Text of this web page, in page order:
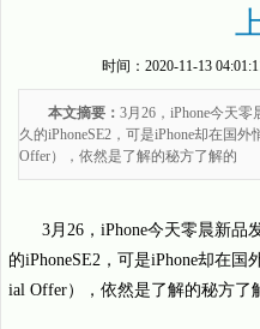
时间： 2020-11-13
本文摘要： 3月26，iPhone今天
久的iPhoneSE2，可是iPhone却在国外
Offer），依然是了解的秘方了解的
3月26，iPhone今天零晨新品
的iPhoneSE2，可是iPhone却在国
ial Offer），依然是了解的秘方了